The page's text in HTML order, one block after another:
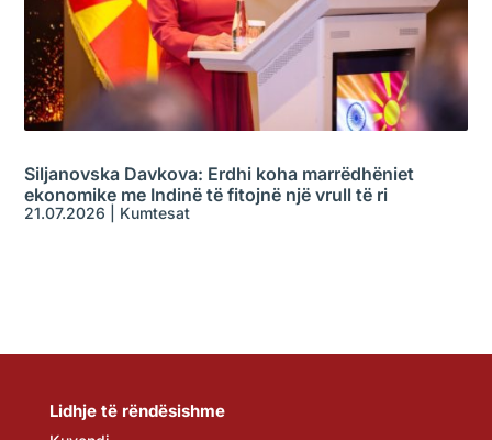
Siljanovska Davkova: Erdhi koha marrëdhëniet
ekonomike me Indinë të fitojnë një vrull të ri
21.07.2026 Kumtesat
Lidhje të rëndësishme